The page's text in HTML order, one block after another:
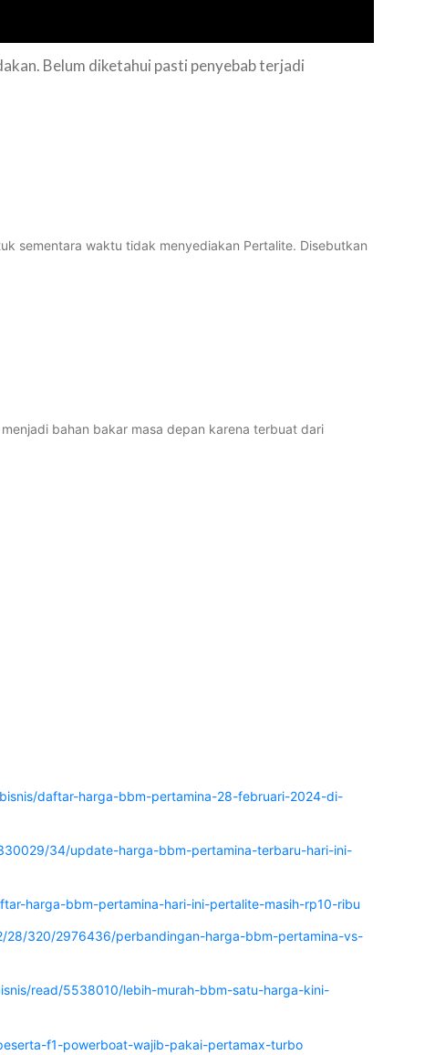
Belum diketahui pasti penyebab terjadi
sementara waktu tidak menyediakan Pertalite. Disebutkan
bahan bakar masa depan karena terbuat dari
daftar-harga-bbm-pertamina-28-februari-2024-di-
34/update-harga-bbm-pertamina-terbaru-hari-ini-
harga-bbm-pertamina-hari-ini-pertalite-masih-rp10-ribu
28/320/2976436/perbandingan-harga-bbm-pertamina-vs-
read/5538010/lebih-murah-bbm-satu-harga-kini-
f1-powerboat-wajib-pakai-pertamax-turbo